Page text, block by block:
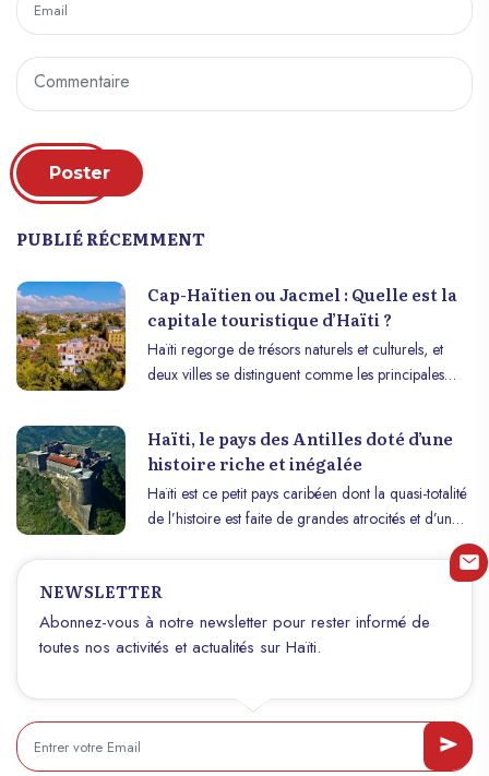
Poster
PUBLIÉ RÉCEMMENT
Cap-Haïtien ou Jacmel : Quelle est la
capitale touristique d’Haïti ?
Haïti regorge de trésors naturels et culturels, et
deux villes se distinguent comme les principales
villes offre des expériences uniques, reflétant la
richesse historique, culturelle et naturelle d’Haïti.
Explorons pourquoi ces deux destinations sont
incontournables pour tout voyageur.
Haïti, le pays des Antilles doté d’une
histoire riche et inégalée
Haïti est ce petit pays caribéen dont la quasi-totalité
de l’histoire est faite de grandes atrocités et d’un
exploit plus que fabuleux qu’un groupe d’hommes
survie et le triomphe de l’humanité. Le pays a vu le
jour au cœur d’une histoire de résistance, à
importance élevée et sans pareil dans certains
où à travers le monde. L’histoire d’Haïti est capable
d’éveiller chez tout homme, de forts sentiments
pouvoir d’inspirer la révolte des plus faibles face à
NEWSLETTER
Abonnez-vous à notre newsletter pour rester informé de
toutes nos activités et actualités sur Haïti.